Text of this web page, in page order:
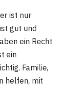
ist nur
gut und
ein Recht
ein
Familie,
helfen, mit